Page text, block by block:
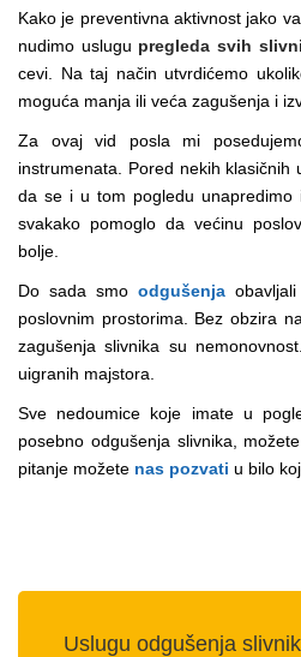
Kako je preventivna aktivnost jako
nudimo uslugu pregleda svih
cevi. Na taj način utvrdićemo
moguća manja ili veća zagušenja i
Za ovaj vid posla mi
instrumenata. Pored nekih
da se i u tom pogledu unapredimo
svakako pomoglo da većinu
bolje.
Do sada smo odgušenja
poslovnim prostorima. Bez obzira
zagušenja slivnika su
uigranih majstora.
Sve nedoumice koje imate u
posebno odgušenja slivnika,
pitanje možete nas pozvati u bilo
Uslugu odgušenja